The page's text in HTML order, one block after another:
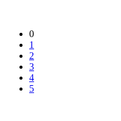
0
1
2
3
4
5